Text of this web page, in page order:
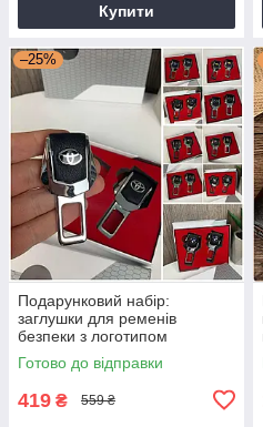
Купити
–25%
Подарунковий набір:
заглушки для ременів
безпеки з логотипом
Mercedes Toyota, BMW,
Lexus, Mazda та інші
Готово до відправки
419 ₴ 559 ₴